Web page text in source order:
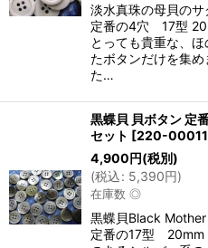
淡水真珠の母貝のサ
定番の4穴 17型
とっても貴重な、
たボタンだけを集
た…
黒蝶貝 貝ボタン
セット [220-
4,900円(税別)
(税込: 5,390円)
在庫数 ◎
黒蝶貝Black Mother
定番の17型 20mm